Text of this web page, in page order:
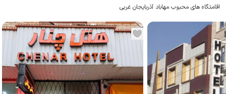
اقامتگاه های محبوب مهاباد آذربایجان غربی